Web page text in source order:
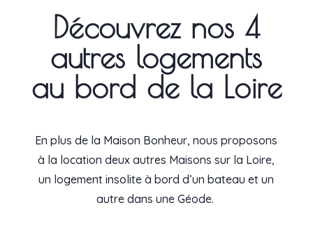
Découvrez nos 4
autres logements
au bord de la Loire
En plus de la Maison Bonheur, nous proposons
à la location deux autres Maisons sur la Loire,
un logement insolite à bord d’un bateau et un
autre dans une Géode.